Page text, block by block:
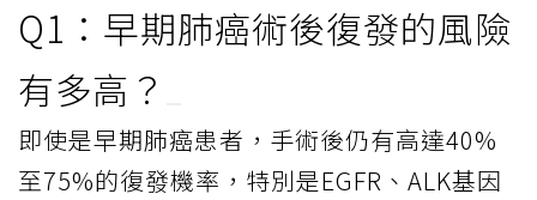
Q1：早期肺癌術後復發的風險
有多高？
即使是早期肺癌患者，手術後仍有高達40%
至75%的復發機率，特別是EGFR、ALK基因